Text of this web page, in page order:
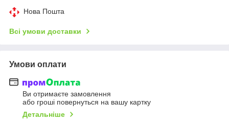
Нова Пошта
Всі умови доставки
Умови оплати
Ви отримаєте замовлення
або гроші повернуться на вашу картку
Детальніше